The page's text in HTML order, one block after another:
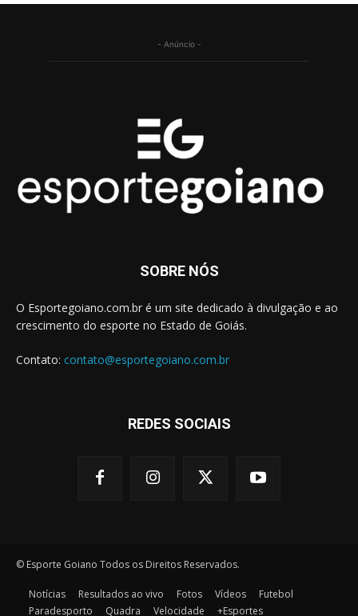
- Anúncio -
SOBRE NÓS
O Esportegoiano.com.br é um site dedicado à divulgação e ao
crescimento do esporte no Estado de Goiás.
Contato: contato@esportegoiano.com.br
REDES SOCIAIS
© Esporte Goiano Todos os Direitos Reservados.
Notícias Resultados ao vivo Fotos Vídeos
Futebol
Paradesporto
Quadra Velocidade +Esportes